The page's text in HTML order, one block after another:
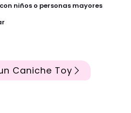
niños o personas mayores
Caniche Toy